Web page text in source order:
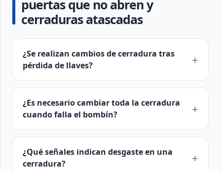
puertas que no abren y
cerraduras atascadas
¿Se realizan cambios de cerradura tras
pérdida de llaves?
¿Es necesario cambiar toda la cerradura
cuando falla el bombín?
¿Qué señales indican desgaste en una
cerradura?